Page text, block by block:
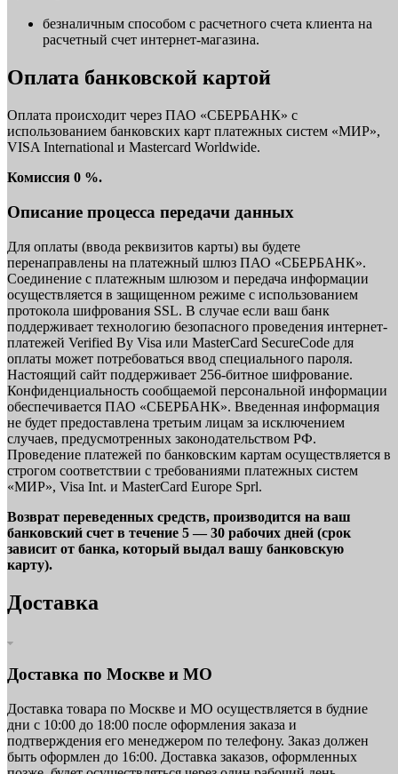
безналичным способом с расчетного счета клиента на
расчетный счет интернет-магазина.
Оплата банковской картой
Оплата происходит через ПАО «СБЕРБАНК» с
использованием банковских карт платежных систем «МИР»,
VISA International и Mastercard Worldwide.
Комиссия 0 %.
Описание процесса передачи данных
Для оплаты (ввода реквизитов карты) вы будете
перенаправлены на платежный шлюз ПАО «СБЕРБАНК».
Соединение с платежным шлюзом и передача информации
осуществляется в защищенном режиме с использованием
протокола шифрования SSL. В случае если ваш банк
поддерживает технологию безопасного проведения интернет-
платежей Verified By Visa или MasterCard SecureCode для
оплаты может потребоваться ввод специального пароля.
Настоящий сайт поддерживает 256-битное шифрование.
Конфиденциальность сообщаемой персональной информации
обеспечивается ПАО «СБЕРБАНК». Введенная информация
не будет предоставлена третьим лицам за исключением
случаев, предусмотренных законодательством РФ.
Проведение платежей по банковским картам осуществляется в
строгом соответствии с требованиями платежных систем
«МИР», Visa Int. и MasterCard Europe Sprl.
Возврат переведенных средств, производится на ваш
банковский счет в течение 5 — 30 рабочих дней (срок
зависит от банка, который выдал вашу банковскую
карту).
Доставка
Доставка по Москве и МО
Доставка товара по Москве и МО осуществляется в будние
дни с 10:00 до 18:00 после оформления заказа и
подтверждения его менеджером по телефону. Заказ должен
быть оформлен до 16:00. Доставка заказов, оформленных